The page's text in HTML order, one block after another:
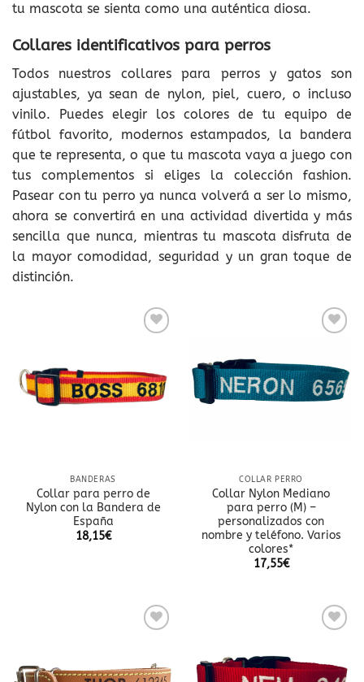
tu mascota se sienta como una auténtica diosa.
Collares identificativos para perros
Todos nuestros collares para perros y gatos son
ajustables, ya sean de nylon, piel, cuero, o incluso
vinilo. Puedes elegir los colores de tu equipo de
fútbol favorito, modernos estampados, la bandera
que te representa, o que tu mascota vaya a juego con
tus complementos si eliges la colección fashion.
Pasear con tu perro ya nunca volverá a ser lo mismo,
ahora se convertirá en una actividad divertida y más
sencilla que nunca, mientras tu mascota disfruta de
la mayor comodidad, seguridad y un gran toque de
distinción.
de
deseos
BANDERAS
Collar para perro de
Nylon con la Bandera de
España
18,15€
lista
de
deseos
COLLAR PERRO
Collar Nylon Mediano
para perro (M) –
personalizados con
nombre y teléfono. Varios
colores*
17,55€
lista
de
lista
de